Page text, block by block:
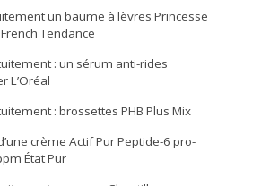
un baume à lèvres Princesse
Tendance
: un sérum anti-rides
L’Oréal
: brossettes PHB Plus Mix
crème Actif Pur Peptide-6 pro-
État Pur